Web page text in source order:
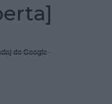
do Google